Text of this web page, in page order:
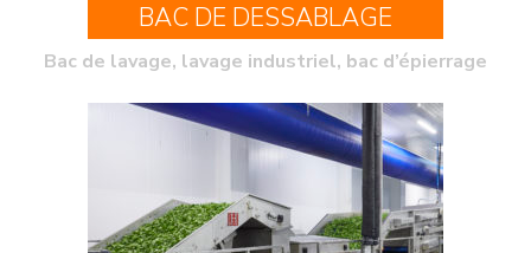
BAC DE DESSABLAGE
Bac de lavage, lavage industriel, bac d’épierrage